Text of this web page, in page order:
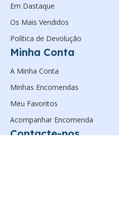
Em Dastaque
Os Mais Vendidos
Política de Devolução
Minha Conta
A Minha Conta
Minhas Encomendas
Meu Favoritos
Acompanhar Encomenda
Contacte-nos